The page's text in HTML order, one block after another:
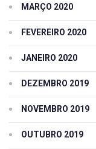
MARÇO 2020
FEVEREIRO 2020
JANEIRO 2020
DEZEMBRO 2019
NOVEMBRO 2019
OUTUBRO 2019